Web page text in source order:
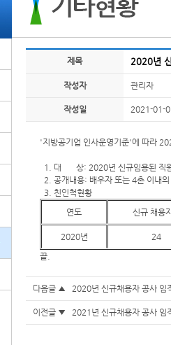
제목 2020년
작성자 관리자
작성일 2021-01-
'지방공기업 인사운영기준'에 따라
1. 대 상: 2020년 신규임용된 직
2. 공개내용: 배우자 또는 4촌 이내
3. 친인척
연도
신규 채용
2020년
24
끝.
다음글 ▲ 2020년 신규채용자 공사 임
이전글 ▼ 2021년 신규채용자 공사 임